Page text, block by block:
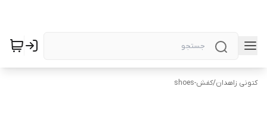
کتونی زاهدان/کفش-shoes